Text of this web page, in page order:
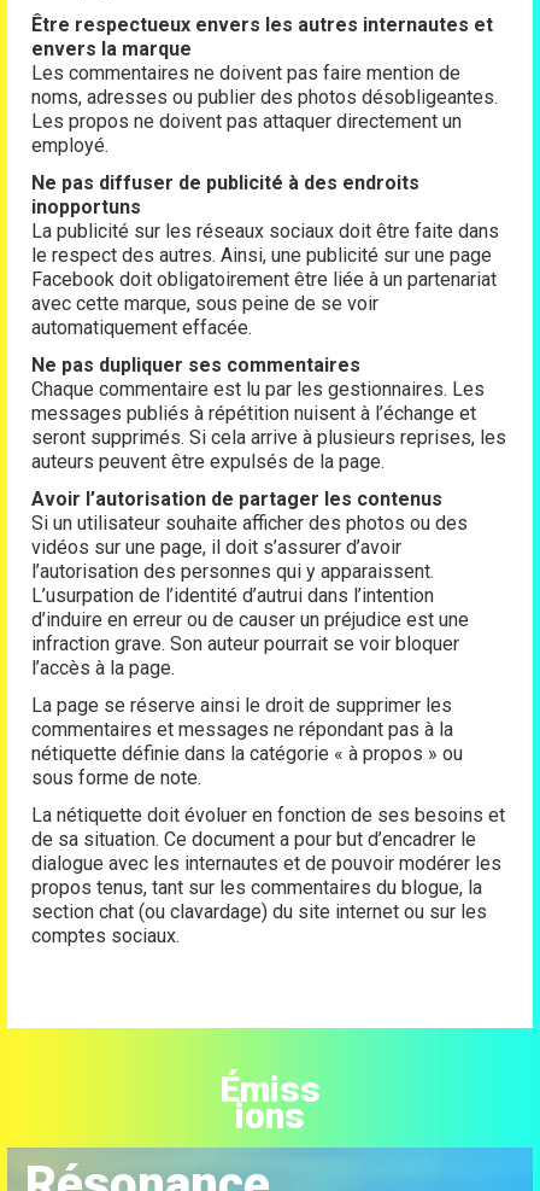
Être respectueux envers les autres internautes et
envers la marque
Les commentaires ne doivent pas faire mention de
noms, adresses ou publier des photos désobligeantes.
Les propos ne doivent pas attaquer directement un
employé.
Ne pas diffuser de publicité à des endroits
inopportuns
La publicité sur les réseaux sociaux doit être faite dans
le respect des autres. Ainsi, une publicité sur une page
Facebook doit obligatoirement être liée à un partenariat
avec cette marque, sous peine de se voir
automatiquement effacée.
Ne pas dupliquer ses commentaires
Chaque commentaire est lu par les gestionnaires. Les
messages publiés à répétition nuisent à l’échange et
seront supprimés. Si cela arrive à plusieurs reprises, les
auteurs peuvent être expulsés de la page.
Avoir l’autorisation de partager les contenus
Si un utilisateur souhaite afficher des photos ou des
vidéos sur une page, il doit s’assurer d’avoir
l’autorisation des personnes qui y apparaissent.
L’usurpation de l’identité d’autrui dans l’intention
d’induire en erreur ou de causer un préjudice est une
infraction grave. Son auteur pourrait se voir bloquer
l’accès à la page.
La page se réserve ainsi le droit de supprimer les
commentaires et messages ne répondant pas à la
nétiquette définie dans la catégorie « à propos » ou
sous forme de note.
La nétiquette doit évoluer en fonction de ses besoins et
de sa situation. Ce document a pour but d’encadrer le
dialogue avec les internautes et de pouvoir modérer les
propos tenus, tant sur les commentaires du blogue, la
section chat (ou clavardage) du site internet ou sur les
comptes sociaux.
Émiss
ions